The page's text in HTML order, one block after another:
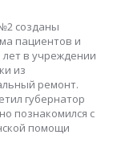
созданы
пациентов и
в учреждении
из
ремонт.
губернатор
познакомился с
помощи